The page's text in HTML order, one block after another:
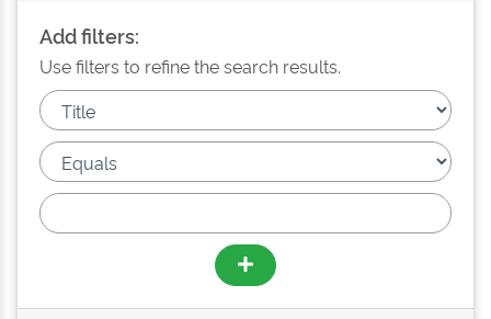
Add filters:
Use filters to refine the search results.